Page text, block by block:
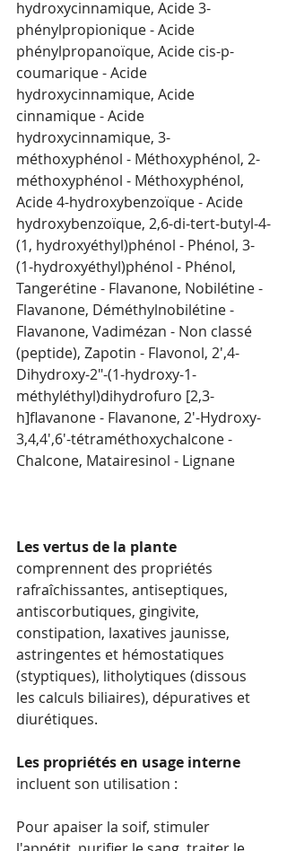
hydroxycinnamique, Acide 3-
phénylpropionique - Acide
phénylpropanoïque, Acide cis-p-
coumarique - Acide
hydroxycinnamique, Acide
cinnamique - Acide
hydroxycinnamique, 3-
méthoxyphénol - Méthoxyphénol, 2-
méthoxyphénol - Méthoxyphénol,
Acide 4-hydroxybenzoïque - Acide
hydroxybenzoïque, 2,6-di-tert-butyl-4-
(1, hydroxyéthyl)phénol - Phénol, 3-
(1-hydroxyéthyl)phénol - Phénol,
Tangerétine - Flavanone, Nobilétine -
Flavanone, Déméthylnobilétine -
Flavanone, Vadimézan - Non classé
(peptide), Zapotin - Flavonol, 2',4-
Dihydroxy-2"-(1-hydroxy-1-
méthyléthyl)dihydrofuro [2,3-
h]flavanone - Flavanone, 2'-Hydroxy-
3,4,4',6'-tétraméthoxychalcone -
Chalcone, Matairesinol - Lignane
Les vertus de la plante
comprennent des propriétés
rafraîchissantes, antiseptiques,
antiscorbutiques, gingivite,
constipation, laxatives jaunisse,
astringentes et hémostatiques
(styptiques), litholytiques (dissous
les calculs biliaires), dépuratives et
diurétiques.
Les propriétés en usage interne
incluent son utilisation :
Pour apaiser la soif, stimuler